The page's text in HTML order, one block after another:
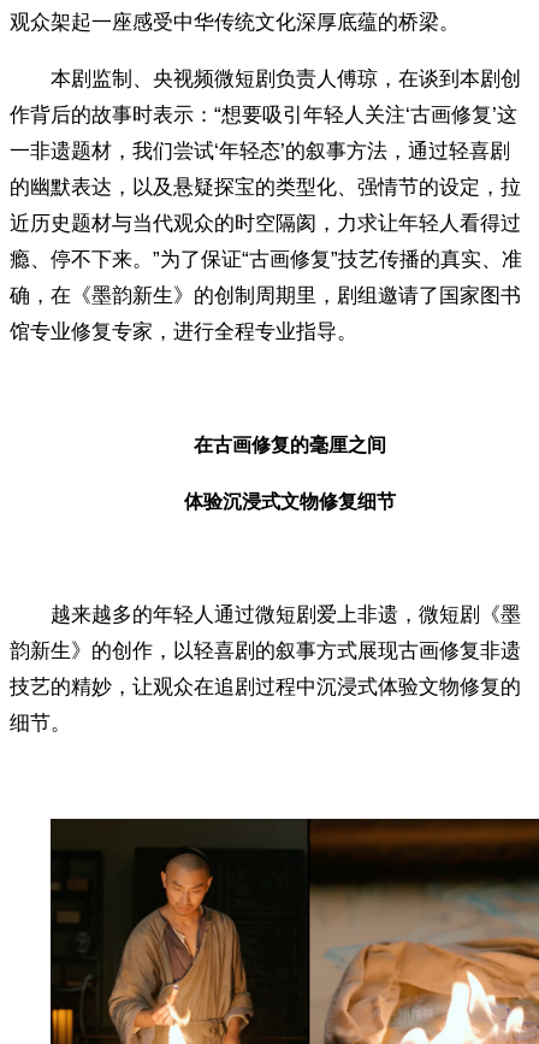
观众架起一座感受中华传统文化深厚底蕴的桥梁。
本剧监制、央视频微短剧负责人傅琼，在谈到本剧创
作背后的故事时表示：“想要吸引年轻人关注‘古画修复’这
一非遗题材，我们尝试‘年轻态’的叙事方法，通过轻喜剧
的幽默表达，以及悬疑探宝的类型化、强情节的设定，拉
近历史题材与当代观众的时空隔阂，力求让年轻人看得过
瘾、停不下来。”为了保证“古画修复”技艺传播的真实、准
确，在《墨韵新生》的创制周期里，剧组邀请了国家图书
馆专业修复专家，进行全程专业指导。
在古画修复的毫厘之间
体验沉浸式文物修复细节
越来越多的年轻人通过微短剧爱上非遗，微短剧《墨
韵新生》的创作，以轻喜剧的叙事方式展现古画修复非遗
技艺的精妙，让观众在追剧过程中沉浸式体验文物修复的
细节。